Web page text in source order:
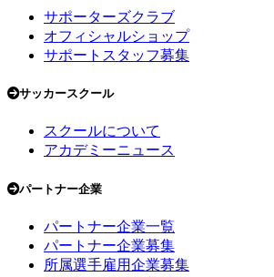
サポーターズクラブ
オフィシャルショップ
サポートスタッフ募集
サッカースクール
スクールについて
アカデミーニュース
パートナー企業
パートナー企業一覧
パートナー企業募集
所属選手雇用企業募集